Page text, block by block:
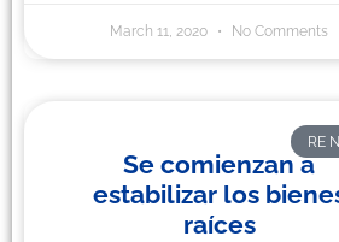
March 11, 2020 No Comments
RE
Se comienzan a
estabilizar los
raíces